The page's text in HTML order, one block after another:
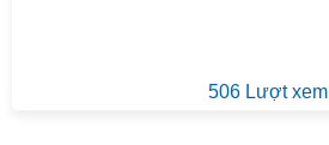
506 Lượt xem